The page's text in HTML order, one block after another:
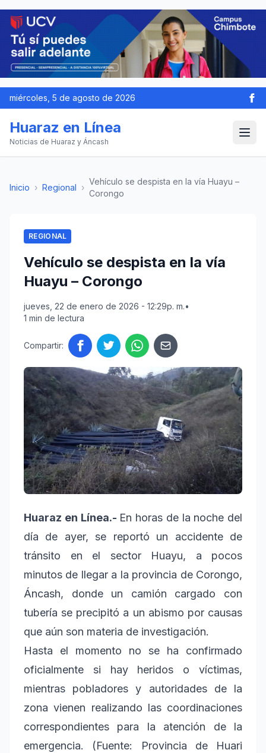
miércoles, 5 de agosto de 2026
Huaraz en Línea
Noticias de Huaraz y Áncash
Inicio › Regional ›
Vehículo se despista en la vía Huayu –
Corongo
REGIONAL
Vehículo se despista en la vía
Huayu – Corongo
jueves, 22 de enero de 2026 - 12:29p. m.•
1 min de lectura
Compartir:
Huaraz en Línea.- En horas de la noche del
día de ayer, se reportó un accidente de
tránsito en el sector Huayu, a pocos
minutos de llegar a la provincia de Corongo,
Áncash, donde un camión cargado con
tubería se precipitó a un abismo por causas
que aún son materia de investigación.
Hasta el momento no se ha confirmado
oficialmente si hay heridos o víctimas,
mientras pobladores y autoridades de la
zona vienen realizando las coordinaciones
correspondientes para la atención de la
emergencia. (Fuente: Provincia de Huari